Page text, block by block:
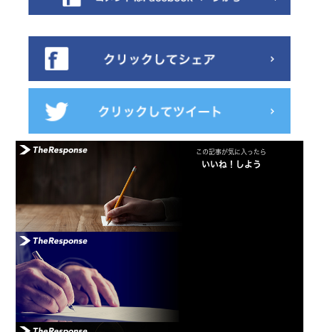
この記事が気に入ったら
いいね！しよう